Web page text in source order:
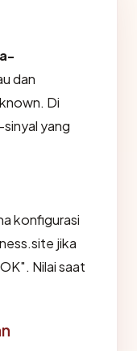
dan
Di
yang
konfigurasi
jika
Nilai saat